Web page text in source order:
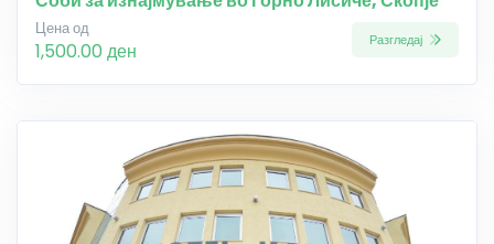
Цена од
1,500.00 ден Разгледај